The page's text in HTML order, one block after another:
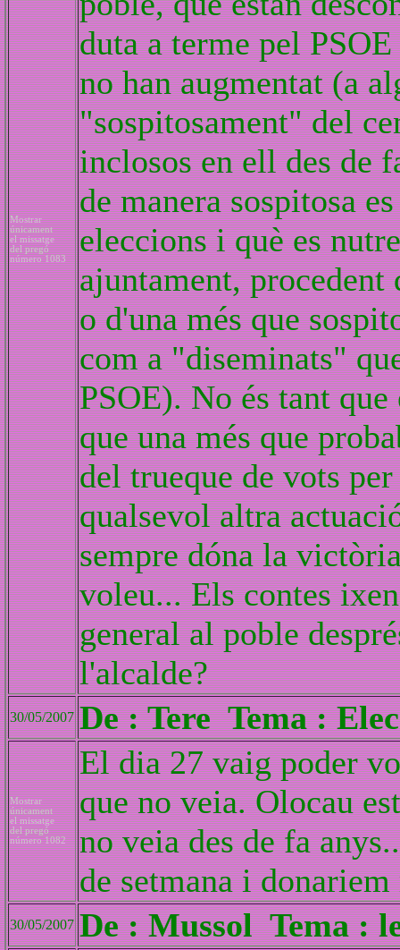
Mostrar
únicament
el missatge
del pregó
número 1083
duta a terme pel
no han augmentat (a
"sospitosament" del
inclosos en ell des de
de manera sospitosa
eleccions i què es
ajuntament, procedent
o d'una més que
com a "diseminats"
PSOE). No és tant
que una més que
del trueque de vots
qualsevol altra
sempre dóna la
voleu... Els contes
general al poble
l'alcalde?
30/05/2007 De : Tere Tema :
Mostrar
únicament
el missatge
del pregó
número 1082
El dia 27 vaig poder
que no veia. Olocau
no veia des de fa
de setmana i
30/05/2007 De : Mussol Tema :